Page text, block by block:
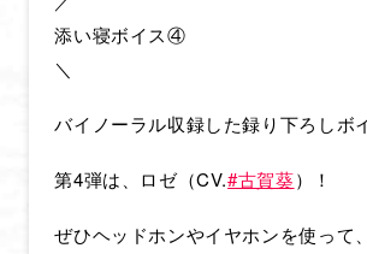
ONAIR &
INTRODUCTION
STORY
CHARACTER
添い寝ボイス④
＼
バイノーラル収録した録り下ろしボ
第4弾は、ロゼ（CV.#古賀葵）！
ぜひヘッドホンやイヤホンを使って